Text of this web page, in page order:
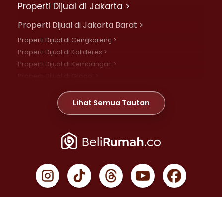
Properti Dijual di Jakarta >
Properti Dijual di Jakarta Barat >
Properti Dijual di Cengkareng >
Properti Dijual di Kalideres >
Properti Dijual di Kembangan >
Properti Dijual di Meruya >
Properti Dijual di Jelambar >
Properti Dijual di Jakarta Pusat >
Properti Dijual di Gambir >
Properti Dijual di Johar Baru >
Lihat Semua Tautan